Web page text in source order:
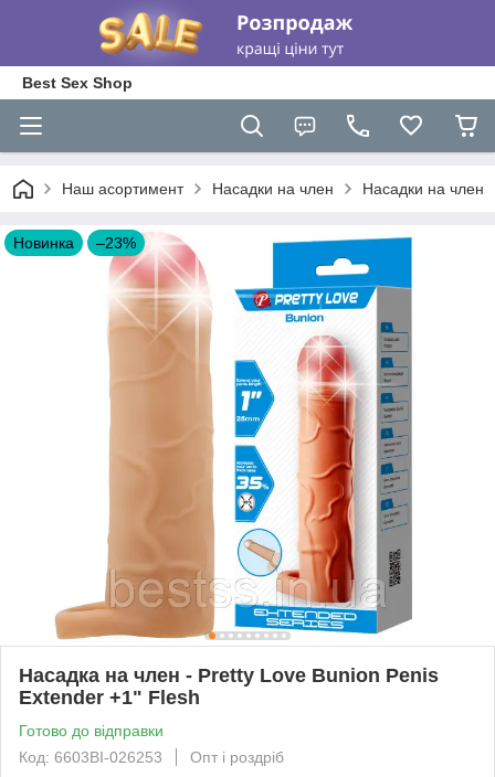
Best Sex Shop
Наш асортимент Насадки на член Насадки на член
Новинка –23%
Насадка на член - Pretty Love Bunion Penis
Extender +1" Flesh
Готово до відправки
Код: 6603BI-026253
Опт і роздріб